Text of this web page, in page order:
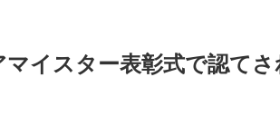
イスター表彰式で認てさ